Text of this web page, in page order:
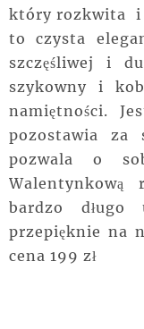
który rozkwita i
to czysta
szczęśliwej i
szykowny i
namiętności.
pozostawia za
pozwala o
bardzo
przepięknie na
cena 199 zł